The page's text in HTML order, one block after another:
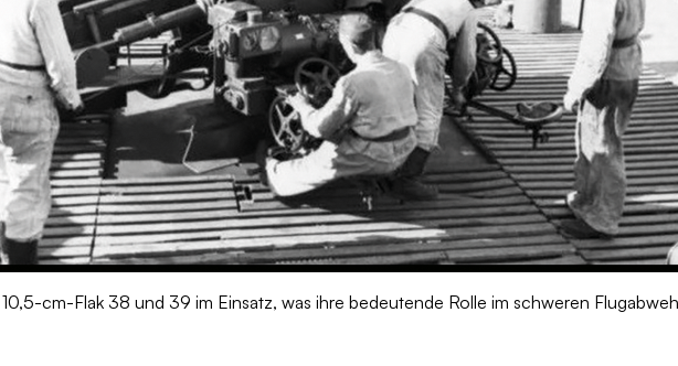
cm-Flak 38 und 39 im Einsatz, was ihre bedeutende Rolle im schweren